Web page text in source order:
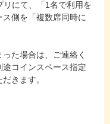
にて、「1名で利用を
側を「複数席同時に
た場合は、ご連絡く
コインスペース指定
きます。